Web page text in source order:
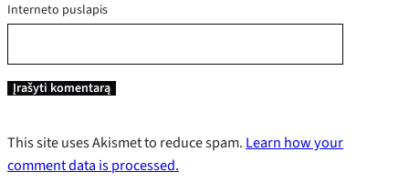
Interneto puslapis
This site uses Akismet to reduce spam. Learn how your
comment data is processed.